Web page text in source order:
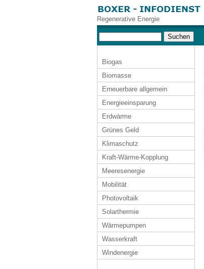
Regenerative Energie
Biogas
Biomasse
Erneuerbare allgemein
Energieeinsparung
Erdwärme
Grünes Geld
Klimaschutz
Kraft-Wärme-Kopplung
Meeresenergie
Mobilität
Photovoltaik
Solarthermie
Wärmepumpen
Wasserkraft
Windenergie